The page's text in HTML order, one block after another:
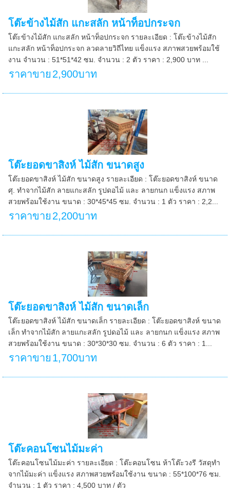
โต๊ะข้างไม้สัก แกะสลัก หน้าท็อปกระจก
โต๊ะข้างไม้สัก แกะสลัก หน้าท็อปกระจก รายละเอียด : โต๊ะข้างไม้สัก
แกะสลัก หน้าท็อปกระจก ลวดลายวิถีไทย แข็งแรง สภาพสวยพร้อมใช้
งาน จำนวน : 51*51*42 ซม. จำนวน : 2 ตัว ราคา : 2,900 บาท ...
ราคาขาย 2,900บาท
โต๊ะยอดขาสิงห์ ไม้สัก ขนาดสูง
โต๊ะยอดขาสิงห์ ไม้สัก ขนาดสูง รายละเอียด : โต๊ะยอดขาสิงห์ ขนาด
ศุ. ทำจากไม้สัก ลายแกะสลัก รูปดอไม้ และ ลายกนก แข็งแรง สภาพ
สวยพร้อมใช้งาน ขนาด : 30*45*45 ซม. จำนวน : 1 ตัว ราคา : 2,2...
ราคาขาย 2,200บาท
โต๊ะยอดขาสิงห์ ไม้สัก ขนาดเล็ก
โต๊ะยอดขาสิงห์ ไม้สัก ขนาดเล็ก รายละเอียด : โต๊ะยอดขาสิงห์ ขนาด
เล็ก ทำจากไม้สัก ลายแกะสลัก รูปดอไม้ และ ลายกนก แข็งแรง สภาพ
สวยพร้อมใช้งาน ขนาด : 30*30*30 ซม. จำนวน : 6 ตัว ราคา : 1...
ราคาขาย 1,700บาท
โต๊ะคอนโซนไม้มะค่า
โต๊ะคอนโซนไม้มะค่า รายละเอียด : โต๊ะคอนโซน ห้าโต๊ะวงรี วัสดุทำ
จากไม้มะค่า แข็งแรง สภาพสวยพร้อมใช้งาน ขนาด : 55*100*76 ซม.
จำนวน : 1 ตัว ราคา : 4,500 บาท / ตัว